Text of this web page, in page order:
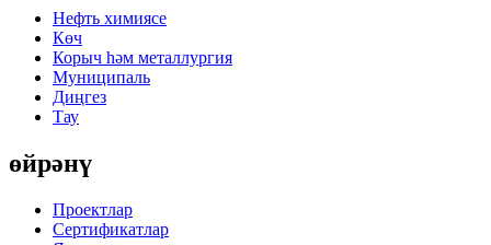
Нефть химиясе
Көч
Корыч һәм металлургия
Муниципаль
Диңгез
Тау
өйрәнү
Проектлар
Сертификатлар